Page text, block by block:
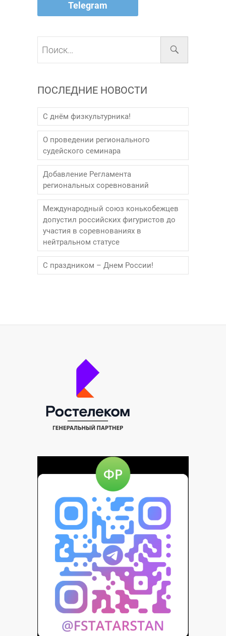
Telegram
ПОСЛЕДНИЕ НОВОСТИ
С днём физкультурника!
О проведении регионального
судейского семинара
Добавление Регламента
региональных соревнований
Международный союз конькобежцев
допустил российских фигуристов до
участия в соревнованиях в
нейтральном статусе
С праздником – Днем России!